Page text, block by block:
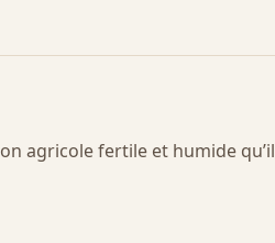
agricole fertile et humide